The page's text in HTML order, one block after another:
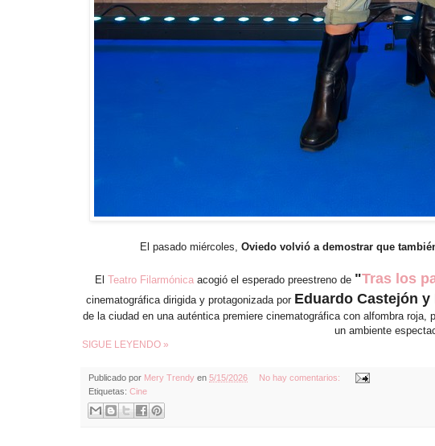
El pasado miércoles, Oviedo volvió a demostrar que
El Teatro Filarmónicaacogió el esperado preestreno de "Tras los
cinematográfica dirigida y protagonizada por Eduardo Castejón y
de la ciudad en una auténtica premiere cinematográfica con alfombra
un ambiente
SIGUE LEYENDO »
Publicado por Mery Trendy en 5/15/2026
No hay comentarios:
Etiquetas: Cine